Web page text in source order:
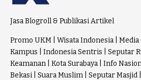
Jasa Blogroll & Publikasi Artikel
Promo UKM Wisata Indonesia
Kampus
Indonesia Sentris Seputar
Keamanan
Kota Surabaya Info
Bekasi
Suara Muslim Seputar Masjid